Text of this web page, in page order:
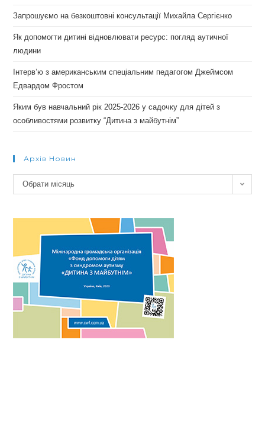
Запрошуємо на безкоштовні консультації Михайла Сергієнко
Як допомогти дитині відновлювати ресурс: погляд аутичної
людини
Інтерв’ю з американським спеціальним педагогом Джеймсом
Едвардом Фростом
Яким був навчальний рік 2025-2026 у садочку для дітей з
особливостями розвитку “Дитина з майбутнім”
Архів Новин
Архів
новин
Обрати місяць